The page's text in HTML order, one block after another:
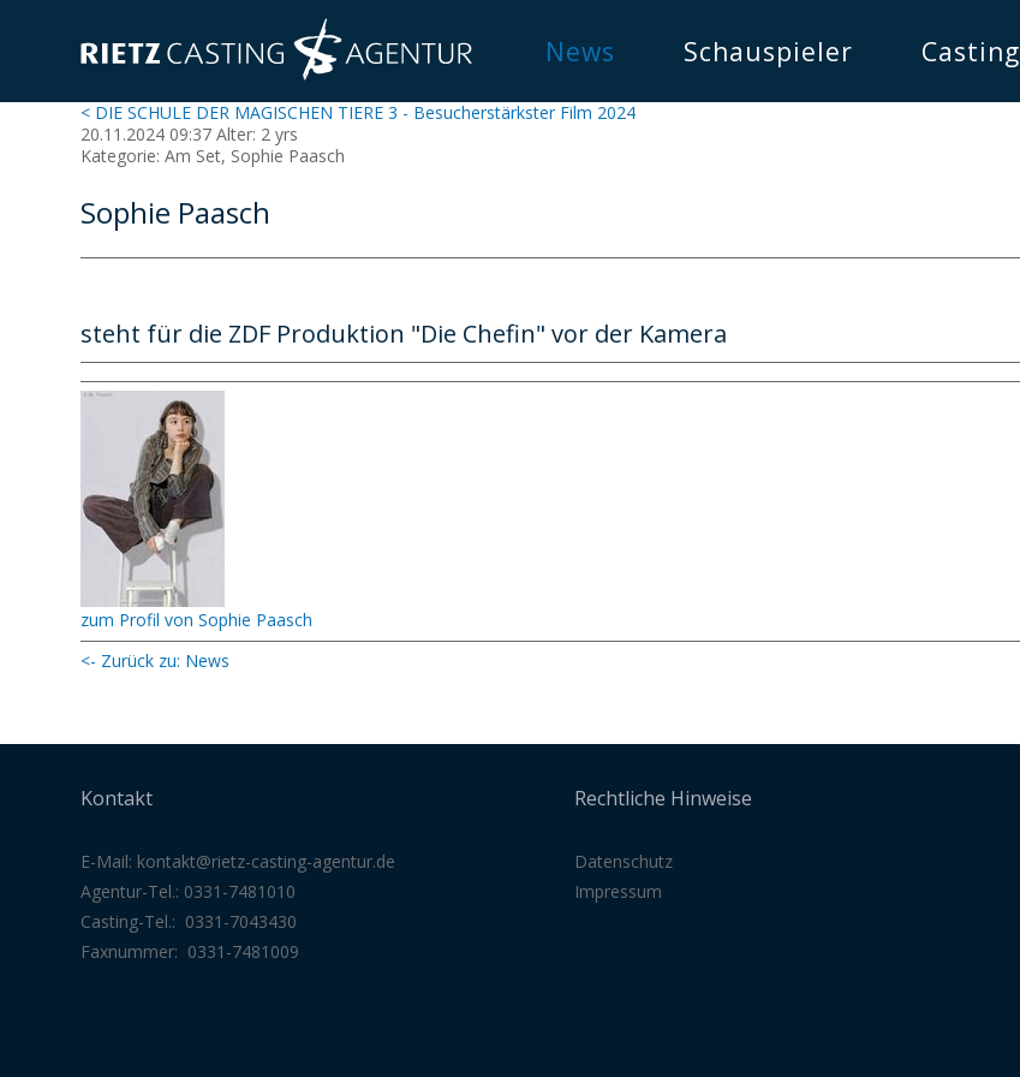
News Schauspieler Casting
< DIE SCHULE DER MAGISCHEN TIERE 3 - Besucherstärkster Film 2024
20.11.2024 09:37 Alter: 2 yrs
Kategorie: Am Set, Sophie Paasch
Sophie Paasch
steht für die ZDF Produktion "Die Chefin" vor der Kamera
zum Profil von Sophie Paasch
<- Zurück zu: News
Kontakt
E-Mail: kontakt@rietz-casting-agentur.de
Agentur-Tel.: 0331-7481010
Casting-Tel.: 0331-7043430
Faxnummer: 0331-7481009
Rechtliche Hinweise
Datenschutz
Impressum